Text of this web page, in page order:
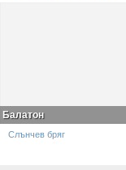
Балатон
Слънчев бряг